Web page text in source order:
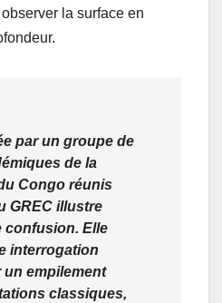
la surface en
par un groupe de
de la
Congo réunis
GREC illustre
confusion. Elle
interrogation
un empilement
classiques,